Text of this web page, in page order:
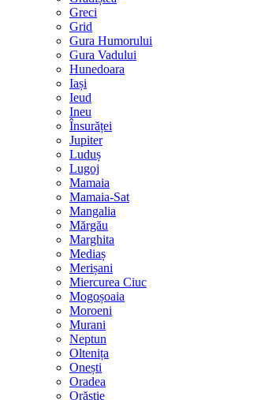
Greci
Grid
Gura Humorului
Gura Vadului
Hunedoara
Iași
Ieud
Ineu
Însurăței
Jupiter
Luduș
Lugoj
Mamaia
Mamaia-Sat
Mangalia
Mărgău
Marghita
Mediaș
Merișani
Miercurea Ciuc
Mogoșoaia
Moroeni
Murani
Neptun
Oltenița
Onești
Oradea
Orăștie